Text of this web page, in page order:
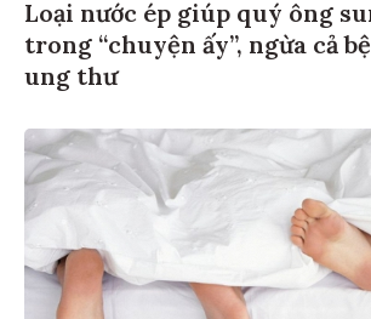
Loại nước ép giúp quý ông
trong “chuyện ấy”, ngừa cả
ung thư